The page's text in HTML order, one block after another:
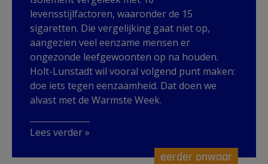
levensstijlfactoren, waaronder de 15
sigaretten. Die vergelijking gaat niet op,
aangezien veel eenzame mensen er
ongezonde leefgewoonten op na houden.
Holt-Lunstadt wil vooral volgend punt maken:
doe iets tegen eenzaamheid. Dat doen we
alvast met de Warmste Week.
Lees verder »
eerder onwaar